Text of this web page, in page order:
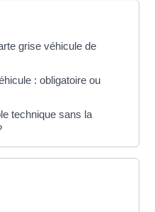
grise véhicule de
: obligatoire ou
technique sans la